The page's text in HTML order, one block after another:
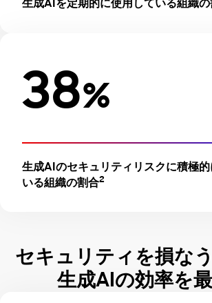
生成AIを定期的に使用している組織
38%
生成AIのセキュリティリスクに積極
いる組織の割合2
セキュリティを損な
生成AIの効率を